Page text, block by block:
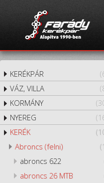
KERÉKPÁR
VÁZ, VILLA
KORMÁNY
NYEREG
KERÉK
Abroncs (felni)
abroncs 622
abroncs 26 MTB